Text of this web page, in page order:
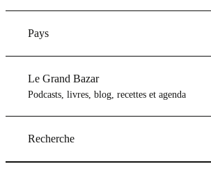
Pays
Le Grand Bazar
Podcasts, livres, blog, recettes et agenda
Recherche